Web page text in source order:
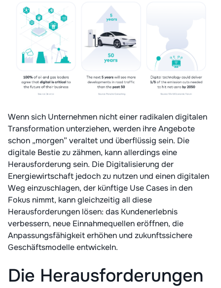
Wenn sich Unternehmen nicht einer radikalen digitalen
Transformation unterziehen, werden ihre Angebote
schon „morgen” veraltet und überflüssig sein. Die
digitale Bestie zu zähmen, kann allerdings eine
Herausforderung sein. Die Digitalisierung der
Energiewirtschaft jedoch zu nutzen und einen digitalen
Weg einzuschlagen, der künftige Use Cases in den
Fokus nimmt, kann gleichzeitig all diese
Herausforderungen lösen: das Kundenerlebnis
verbessern, neue Einnahmequellen eröffnen, die
Anpassungsfähigkeit erhöhen und zukunftssichere
Geschäftsmodelle entwickeln.
Die Herausforderungen